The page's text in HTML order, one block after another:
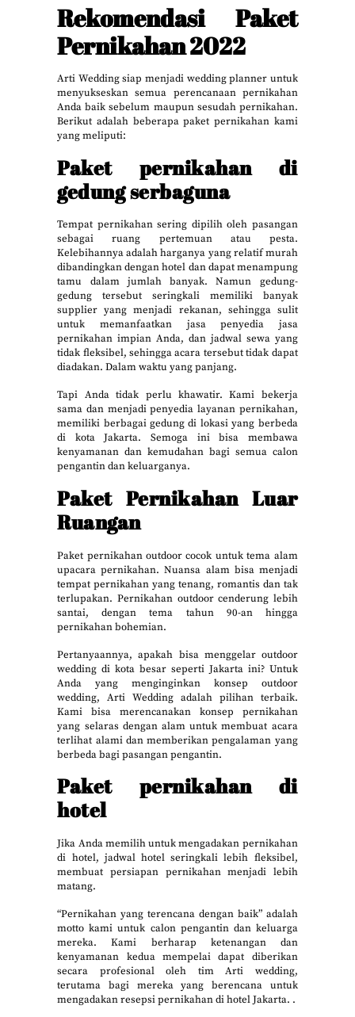
Rekomendasi Paket
Pernikahan 2022
Arti Wedding siap menjadi wedding planner untuk
menyukseskan semua perencanaan pernikahan
Anda baik sebelum maupun sesudah pernikahan.
Berikut adalah beberapa paket pernikahan kami
yang meliputi:
Paket pernikahan di
gedung serbaguna
Tempat pernikahan sering dipilih oleh pasangan
sebagai ruang pertemuan atau pesta.
Kelebihannya adalah harganya yang relatif murah
dibandingkan dengan hotel dan dapat menampung
tamu dalam jumlah banyak. Namun gedung-
gedung tersebut seringkali memiliki banyak
supplier yang menjadi rekanan, sehingga sulit
untuk memanfaatkan jasa penyedia jasa
pernikahan impian Anda, dan jadwal sewa yang
tidak fleksibel, sehingga acara tersebut tidak dapat
diadakan. Dalam waktu yang panjang.
Tapi Anda tidak perlu khawatir. Kami bekerja
sama dan menjadi penyedia layanan pernikahan,
memiliki berbagai gedung di lokasi yang berbeda
di kota Jakarta. Semoga ini bisa membawa
kenyamanan dan kemudahan bagi semua calon
pengantin dan keluarganya.
Paket Pernikahan Luar
Ruangan
Paket pernikahan outdoor cocok untuk tema alam
upacara pernikahan. Nuansa alam bisa menjadi
tempat pernikahan yang tenang, romantis dan tak
terlupakan. Pernikahan outdoor cenderung lebih
santai, dengan tema tahun 90-an hingga
pernikahan bohemian.
Pertanyaannya, apakah bisa menggelar outdoor
wedding di kota besar seperti Jakarta ini? Untuk
Anda yang menginginkan konsep outdoor
wedding, Arti Wedding adalah pilihan terbaik.
Kami bisa merencanakan konsep pernikahan
yang selaras dengan alam untuk membuat acara
terlihat alami dan memberikan pengalaman yang
berbeda bagi pasangan pengantin.
Paket pernikahan di
hotel
Jika Anda memilih untuk mengadakan pernikahan
di hotel, jadwal hotel seringkali lebih fleksibel,
membuat persiapan pernikahan menjadi lebih
matang.
“Pernikahan yang terencana dengan baik” adalah
motto kami untuk calon pengantin dan keluarga
mereka. Kami berharap ketenangan dan
kenyamanan kedua mempelai dapat diberikan
secara profesional oleh tim Arti wedding,
terutama bagi mereka yang berencana untuk
mengadakan resepsi pernikahan di hotel Jakarta. .